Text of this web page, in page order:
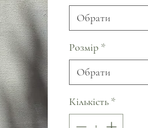
Обрати
Розмір *
Обрати
Кількість *